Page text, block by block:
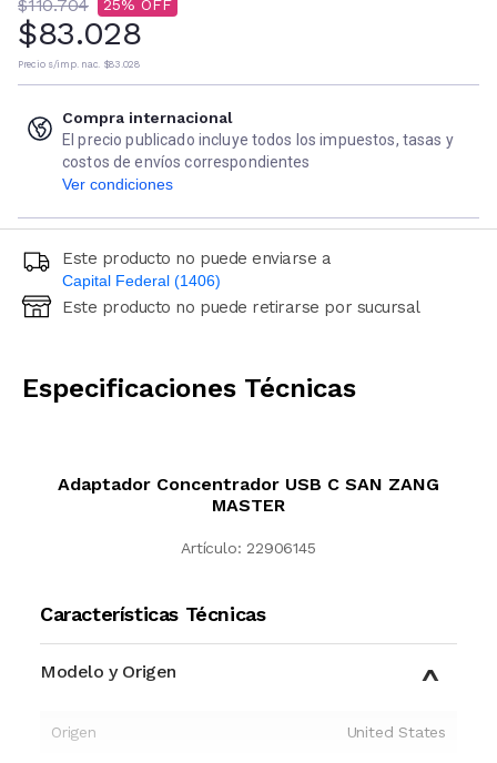
$110.704 25
$83.028
Precio s/imp. nac. $83.028
Compra internacional
El precio publicado incluye todos los impuestos, tasas y
costos de envíos correspondientes
Ver condiciones
Este producto no puede enviarse a
Capital Federal (1406)
Ingresá código postal (sólo números)
Este producto no puede retirarse por sucursal
Especificaciones Técnicas
Adaptador Concentrador USB C SAN ZANG
MASTER
Artículo: 22906145
Características Técnicas
Modelo y Origen
Origen United States